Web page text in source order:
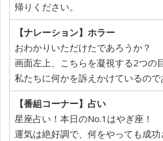
帰りください。
【ナレーション】ホラー
おわかりいただけたであろうか？
画面左上、こちらを凝視する2つの
私たちに何かを訴えかけているの
【番組コーナー】占い
星座占い！本日のNo.1はやぎ座！
運気は絶好調で、何をやっても成